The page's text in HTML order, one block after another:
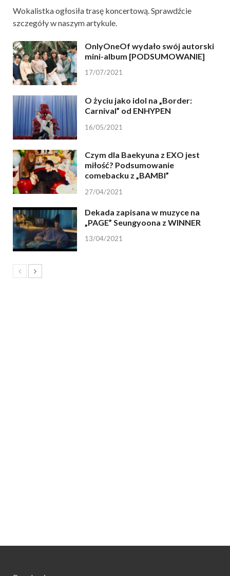
Wokalistka ogłosiła trasę koncertową. Sprawdźcie
szczegóły w naszym artykule.
OnlyOneOf wydało swój autorski
mini-album [PODSUMOWANIE]
17/07/2021
O życiu jako idol na „Border:
Carnival” od ENHYPEN
16/05/2021
Czym dla Baekyuna z EXO jest
miłość? Podsumowanie
comebacku z „BAMBI”
27/04/2021
Dekada zapisana w muzyce na
„PAGE” Seungyoona z WINNER
13/04/2021